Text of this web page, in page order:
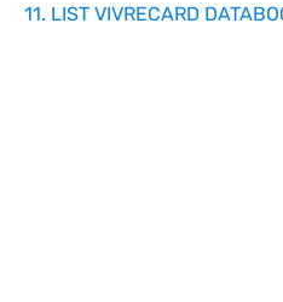
11. LIST VIVRECARD